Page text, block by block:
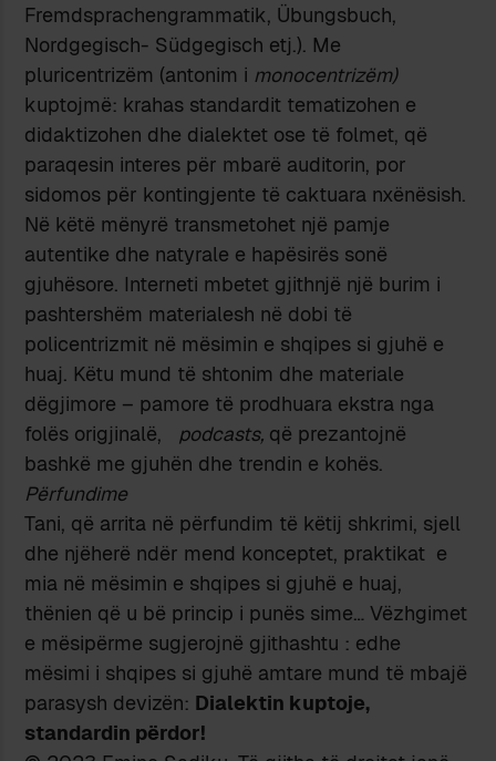
Fremdsprachengrammatik, Übungsbuch,
Nordgegisch- Südgegisch etj.). Me
pluricentrizëm (antonim i monocentrizëm)
kuptojmë: krahas standardit tematizohen e
didaktizohen dhe dialektet ose të folmet, që
paraqesin interes për mbarë auditorin, por
sidomos për kontingjente të caktuara nxënësish.
Në këtë mënyrë transmetohet një pamje
autentike dhe natyrale e hapësirës sonë
gjuhësore. Interneti mbetet gjithnjë një burim i
pashtershëm materialesh në dobi të
policentrizmit në mësimin e shqipes si gjuhë e
huaj. Këtu mund të shtonim dhe materiale
dëgjimore – pamore të prodhuara ekstra nga
folës origjinalë, podcasts, që prezantojnë
bashkë me gjuhën dhe trendin e kohës.
Përfundime
Tani, që arrita në përfundim të këtij shkrimi, sjell
dhe njëherë ndër mend konceptet, praktikat e
mia në mësimin e shqipes si gjuhë e huaj,
thënien që u bë princip i punës sime… Vëzhgimet
e mësipërme sugjerojnë gjithashtu : edhe
mësimi i shqipes si gjuhë amtare mund të mbajë
parasysh devizën: Dialektin kuptoje,
standardin përdor!